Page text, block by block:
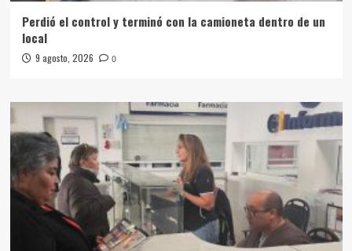
Perdió el control y terminó con la camioneta dentro de un
local
9 agosto, 2026 0